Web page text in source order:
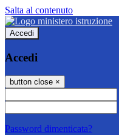
Salta al contenuto
Accedi
Accedi
button close ×
Password dimenticata?